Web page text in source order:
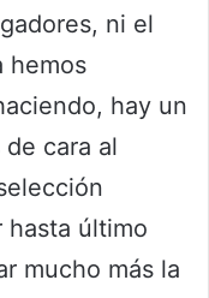
ni el
hemos
hay un
cara al
hasta último
mucho más la